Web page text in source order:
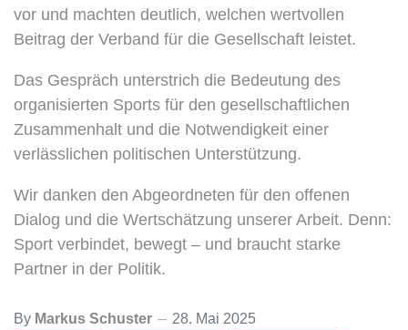
vor und machten deutlich, welchen wertvollen
Beitrag der Verband für die Gesellschaft leistet.
Das Gespräch unterstrich die Bedeutung des
organisierten Sports für den gesellschaftlichen
Zusammenhalt und die Notwendigkeit einer
verlässlichen politischen Unterstützung.
Wir danken den Abgeordneten für den offenen
Dialog und die Wertschätzung unserer Arbeit. Denn:
Sport verbindet, bewegt – und braucht starke
Partner in der Politik.
By Markus Schuster 28. Mai 2025